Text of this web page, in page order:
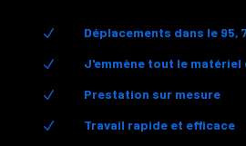
N Déplacements dans le 95,
N J'emmène tout le matériel
N Prestation sur mesure
N Travail rapide et efficace